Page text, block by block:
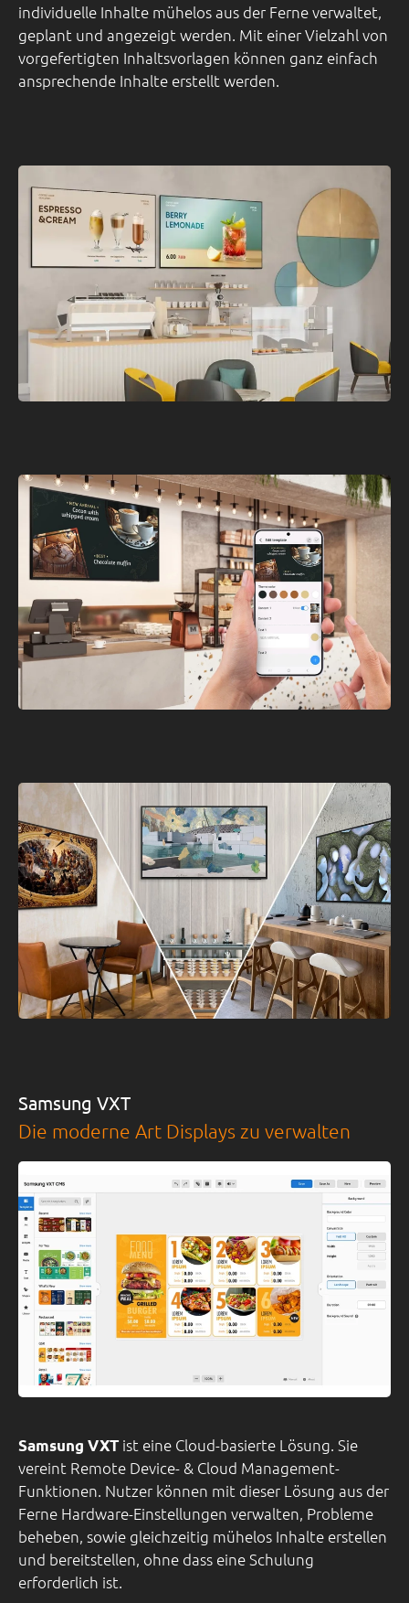
individuelle Inhalte mühelos aus der Ferne verwaltet,
geplant und angezeigt werden. Mit einer Vielzahl von
vorgefertigten Inhaltsvorlagen können ganz einfach
ansprechende Inhalte erstellt werden.
Samsung VXT
Die moderne Art Displays zu verwalten
Samsung VXT ist eine Cloud-basierte Lösung. Sie
vereint Remote Device- & Cloud Management-
Funktionen. Nutzer können mit dieser Lösung aus der
Ferne Hardware-Einstellungen verwalten, Probleme
beheben, sowie gleichzeitig mühelos Inhalte erstellen
und bereitstellen, ohne dass eine Schulung
erforderlich ist.